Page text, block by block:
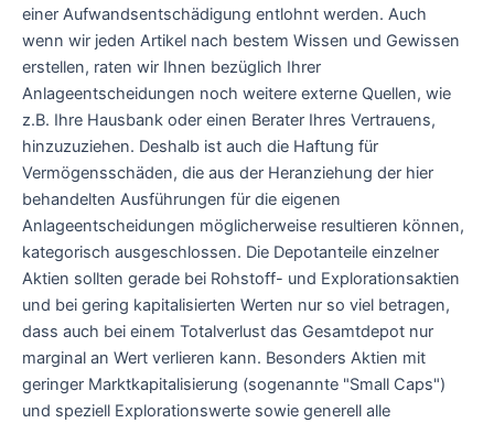
einer Aufwandsentschädigung entlohnt werden. Auch
wenn wir jeden Artikel nach bestem Wissen und Gewissen
erstellen, raten wir Ihnen bezüglich Ihrer
Anlageentscheidungen noch weitere externe Quellen, wie
z.B. Ihre Hausbank oder einen Berater Ihres Vertrauens,
hinzuzuziehen. Deshalb ist auch die Haftung für
Vermögensschäden, die aus der Heranziehung der hier
behandelten Ausführungen für die eigenen
Anlageentscheidungen möglicherweise resultieren können,
kategorisch ausgeschlossen. Die Depotanteile einzelner
Aktien sollten gerade bei Rohstoff- und Explorationsaktien
und bei gering kapitalisierten Werten nur so viel betragen,
dass auch bei einem Totalverlust das Gesamtdepot nur
marginal an Wert verlieren kann. Besonders Aktien mit
geringer Marktkapitalisierung (sogenannte "Small Caps")
und speziell Explorationswerte sowie generell alle